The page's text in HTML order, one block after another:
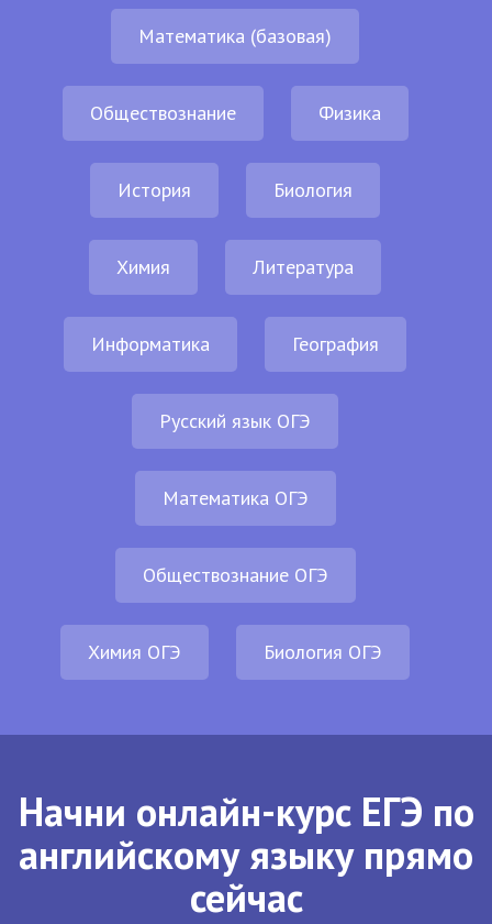
Математика (базовая)
Обществознание Физика
История Биология
Химия Литература
Информатика География
Русский язык ОГЭ
Математика ОГЭ
Обществознание ОГЭ
Химия ОГЭ Биология ОГЭ
Начни онлайн-курс ЕГЭ по
английскому языку прямо
сейчас